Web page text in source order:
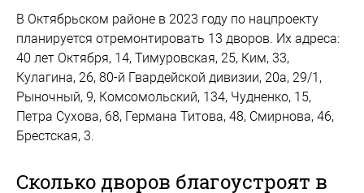
В Октябрьском районе в 2023 году по нацпроекту
планируется отремонтировать 13 дворов. Их адреса:
40 лет Октября, 14, Тимуровская, 25, Ким, 33,
Кулагина, 26, 80-й Гвардейской дивизии, 20а, 29/1,
Рыночный, 9, Комсомольский, 134, Чудненко, 15,
Петра Сухова, 68, Германа Титова, 48, Смирнова, 46,
Брестская, 3.
Сколько дворов благоустроят в